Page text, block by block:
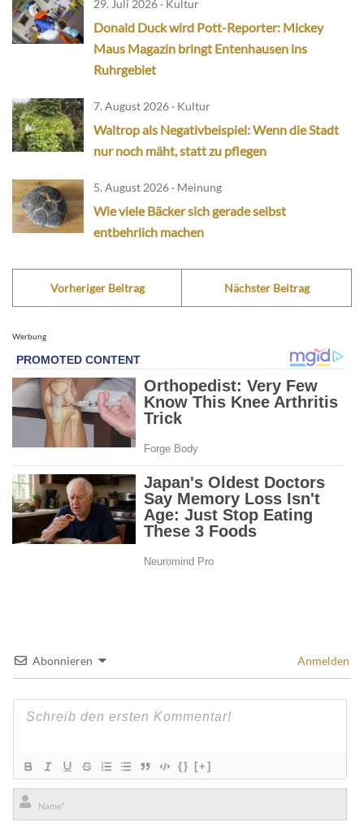
29. Juli 2026 · Kultur
Donald Duck wird Pott-Reporter: Mickey
Maus Magazin bringt Entenhausen ins
Ruhrgebiet
7. August 2026 · Kultur
Waltrop als Negativbeispiel: Wenn die Stadt
nur noch mäht, statt zu pflegen
5. August 2026 · Meinung
Wie viele Bäcker sich gerade selbst
entbehrlich machen
Vorheriger Beitrag Nächster Beitrag
Werbung
Abonnieren Anmelden
{} [+]